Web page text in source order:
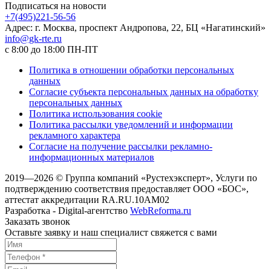
Подписаться на новости
+7(495)221-56-56
Адрес: г. Москва, проспект Андропова, 22, БЦ «Нагатинский»
info@gk-rte.ru
с 8:00 до 18:00 ПН-ПТ
Политика в отношении обработки персональных
данных
Согласие субъекта персональных данных на обработку
персональных данных
Политика использования cookie
Политика рассылки уведомлений и информации
рекламного характера
Согласие на получение рассылки рекламно-
информационных материалов
2019—2026 © Группа компаний «Рустехэксперт», Услуги по
подтверждению соответствия предоставляет ООО «БОС»,
аттестат аккредитации RA.RU.10AM02
Разработка - Digital-агентство WebReforma.ru
Заказать звонок
Оставьте заявку и наш специалист свяжется с вами